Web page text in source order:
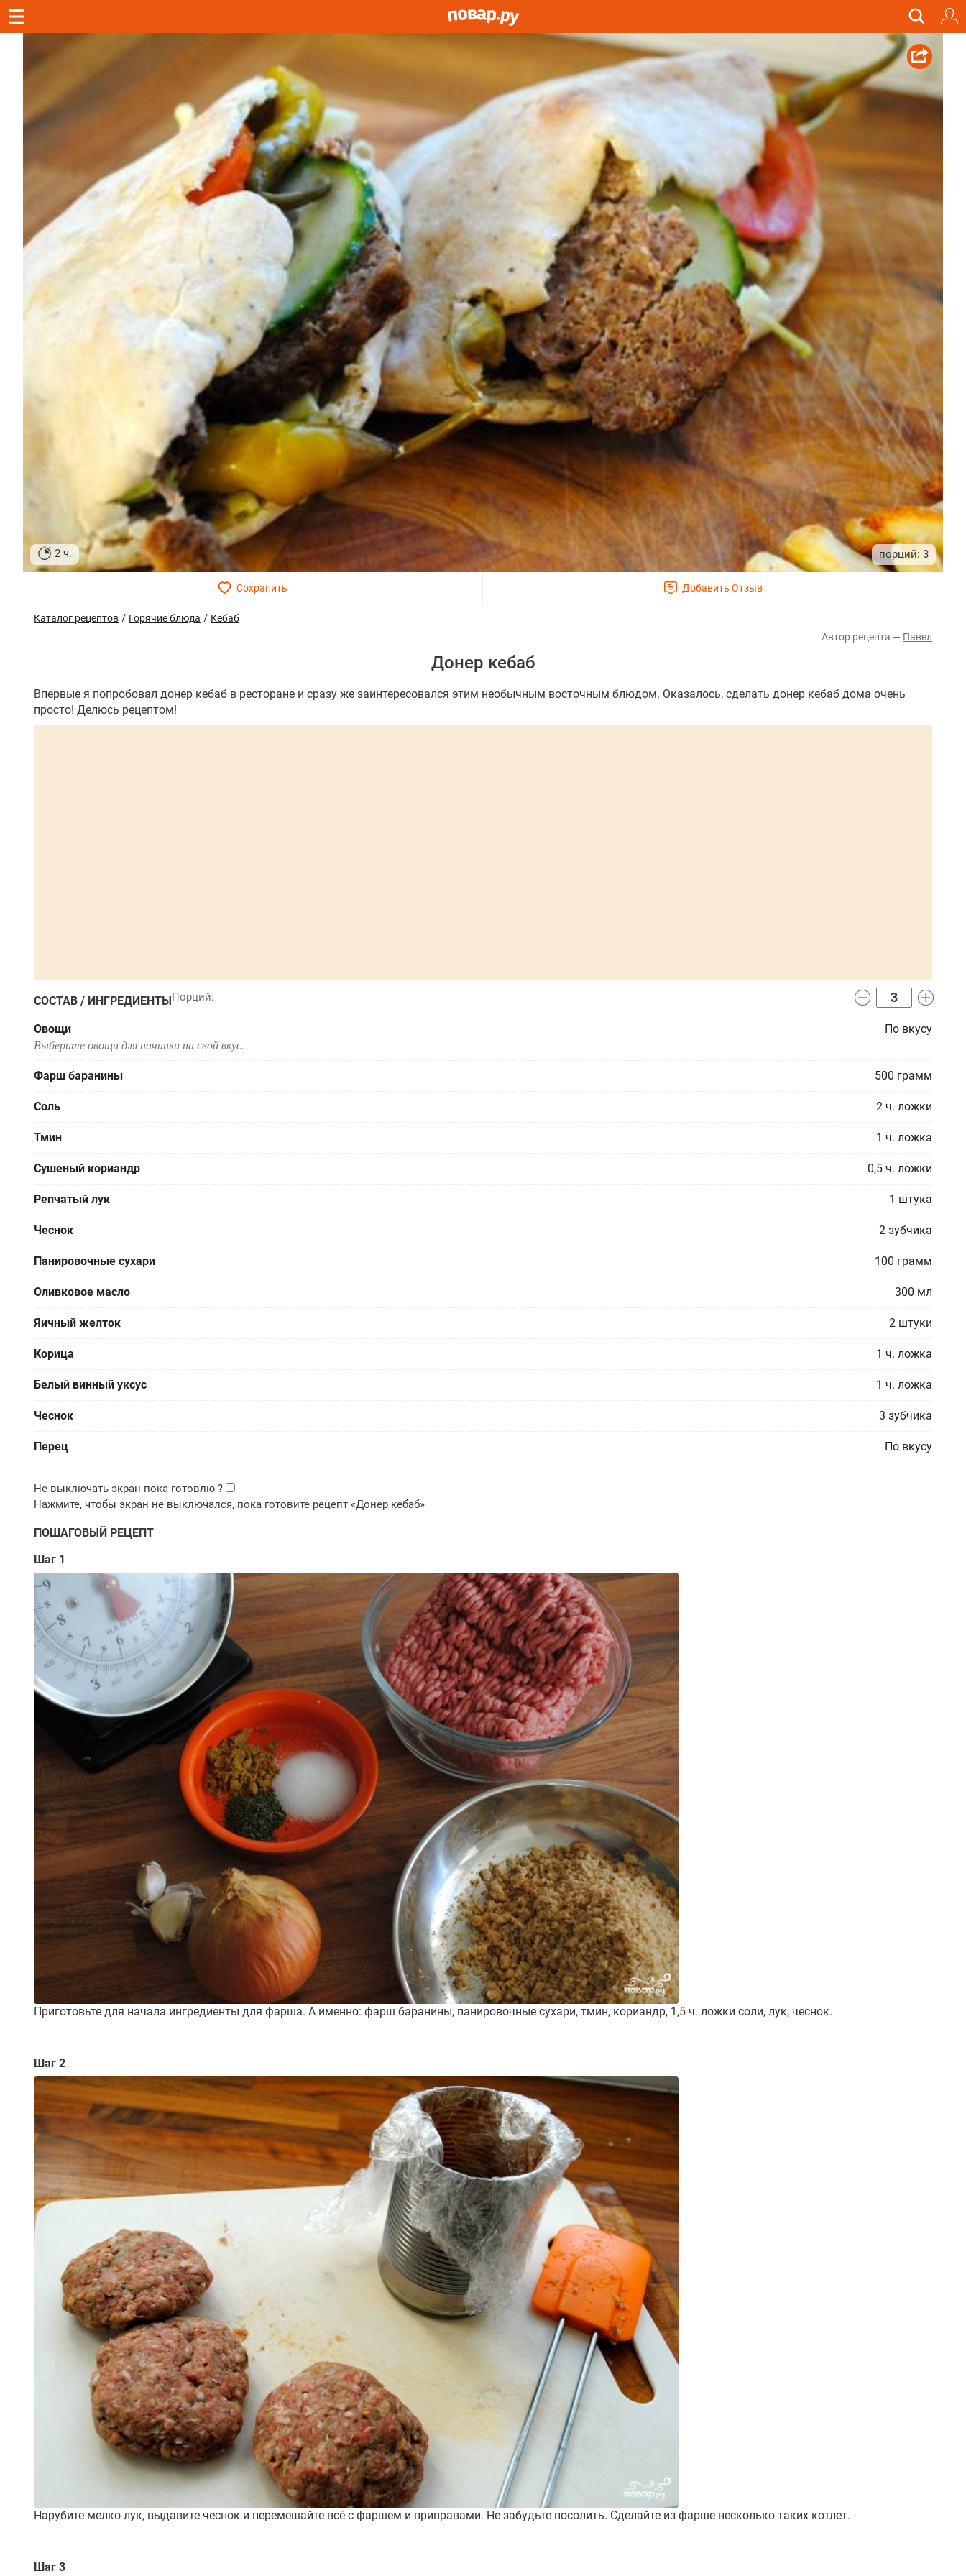
2 ч. 3
Каталог рецептов / Горячие блюда / Кебаб
Павел
Донер кебаб
Впервые я попробовал донер кебаб в ресторане и сразу же заинтересовался этим необычным восточным блюдом. Оказалось, сделать донер кебаб дома очень
просто! Делюсь рецептом!
СОСТАВ / ИНГРЕДИЕНТЫ
Овощи По вкусу
Выберите овощи для начинки на свой вкус.
Фарш баранины 500 грамм
Соль 2 ч. ложки
Тмин 1 ч. ложка
Сушеный кориандр 0,5 ч. ложки
Репчатый лук 1 штука
Чеснок 2 зубчика
Панировочные сухари 100 грамм
Оливковое масло 300 мл
Яичный желток 2 штуки
Корица 1 ч. ложка
Белый винный уксус 1 ч. ложка
Чеснок 3 зубчика
Перец По вкусу
ПОШАГОВЫЙ РЕЦЕПТ
Шаг 1
Приготовьте для начала ингредиенты для фарша. А именно: фарш баранины, панировочные сухари, тмин, кориандр, 1,5 ч. ложки соли, лук, чеснок.
Шаг 2
Нарубите мелко лук, выдавите чеснок и перемешайте всё с фаршем и приправами. Не забудьте посолить. Сделайте из фарше несколько таких котлет.
Шаг 3